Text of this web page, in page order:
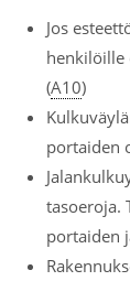
Jos
henkilöille
(A10)
portaiden
tasoeroja.
portaiden